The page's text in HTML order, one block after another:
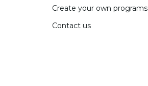
Create your own programs
Contact us